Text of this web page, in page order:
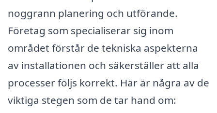
noggrann planering och utförande.
Företag som specialiserar sig inom
området förstår de tekniska aspekterna
av installationen och säkerställer att alla
processer följs korrekt. Här är några av de
viktiga stegen som de tar hand om: